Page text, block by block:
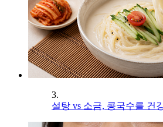
3.
설탕 vs 소금, 콩국수를 건